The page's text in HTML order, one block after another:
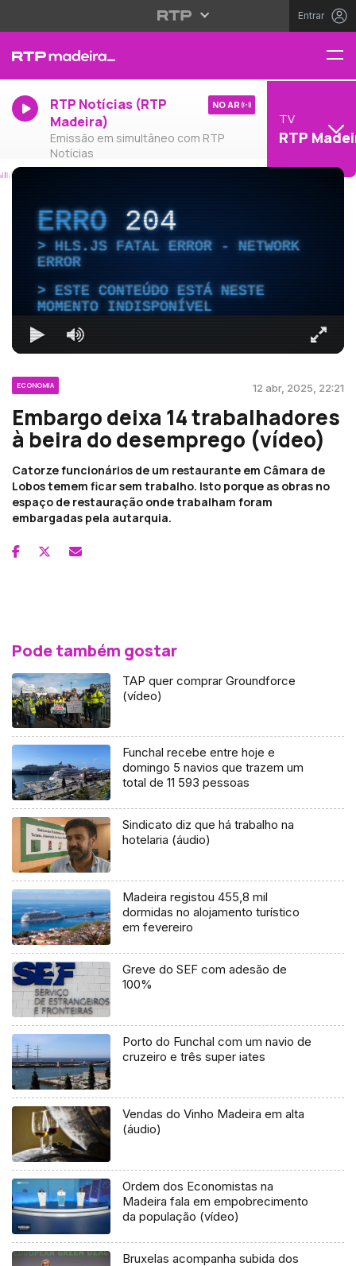
Entrar
RTP Notícias (RTP
Madeira)
Emissão em simultâneo com RTP
Notícias
NO AR
TV
RTP
ERRO204
HLS.JS FATAL ERROR - NETWORK
ERROR
ESTE CONTEÚDO ESTÁ NESTE
MOMENTO INDISPONÍVEL
ECONOMIA 12 abr, 2025, 22:21
Embargo deixa 14 trabalhadores
à beira do desemprego (vídeo)
Catorze funcionários de um restaurante em Câmara de
Lobos temem ficar sem trabalho. Isto porque as obras no
espaço de restauração onde trabalham foram
embargadas pela autarquia.
Pode também gostar
TAP quer comprar Groundforce
(vídeo)
Funchal recebe entre hoje e
domingo 5 navios que trazem um
total de 11 593 pessoas
Sindicato diz que há trabalho na
hotelaria (áudio)
Madeira registou 455,8 mil
dormidas no alojamento turístico
em fevereiro
Greve do SEF com adesão de
100%
Porto do Funchal com um navio de
cruzeiro e três super iates
Vendas do Vinho Madeira em alta
(áudio)
Ordem dos Economistas na
Madeira fala em empobrecimento
da população (vídeo)
Bruxelas acompanha subida dos